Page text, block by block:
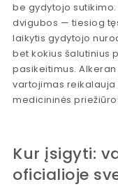
be gydytojo
dvigubos — tiesiog
laikytis gydytojo
bet kokius šalutinius
pasikeitimus.
vartojimas
medicininės
Kur įsigyti:
oficialioje